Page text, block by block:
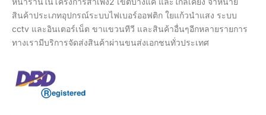
สินค้าประเภทอุปกรณ์ระบบไฟเบอร์ออฟติก ใยแก้วนำแสง ระบบ
cctv และอินเตอร์เน็ต ขาแขวนทีวี และสินค้าอื่นๆอีกหลายรายการ
ทางเรามีบริการจัดส่งสินค้าผ่านขนส่งเอกชนทั่วประเทศ